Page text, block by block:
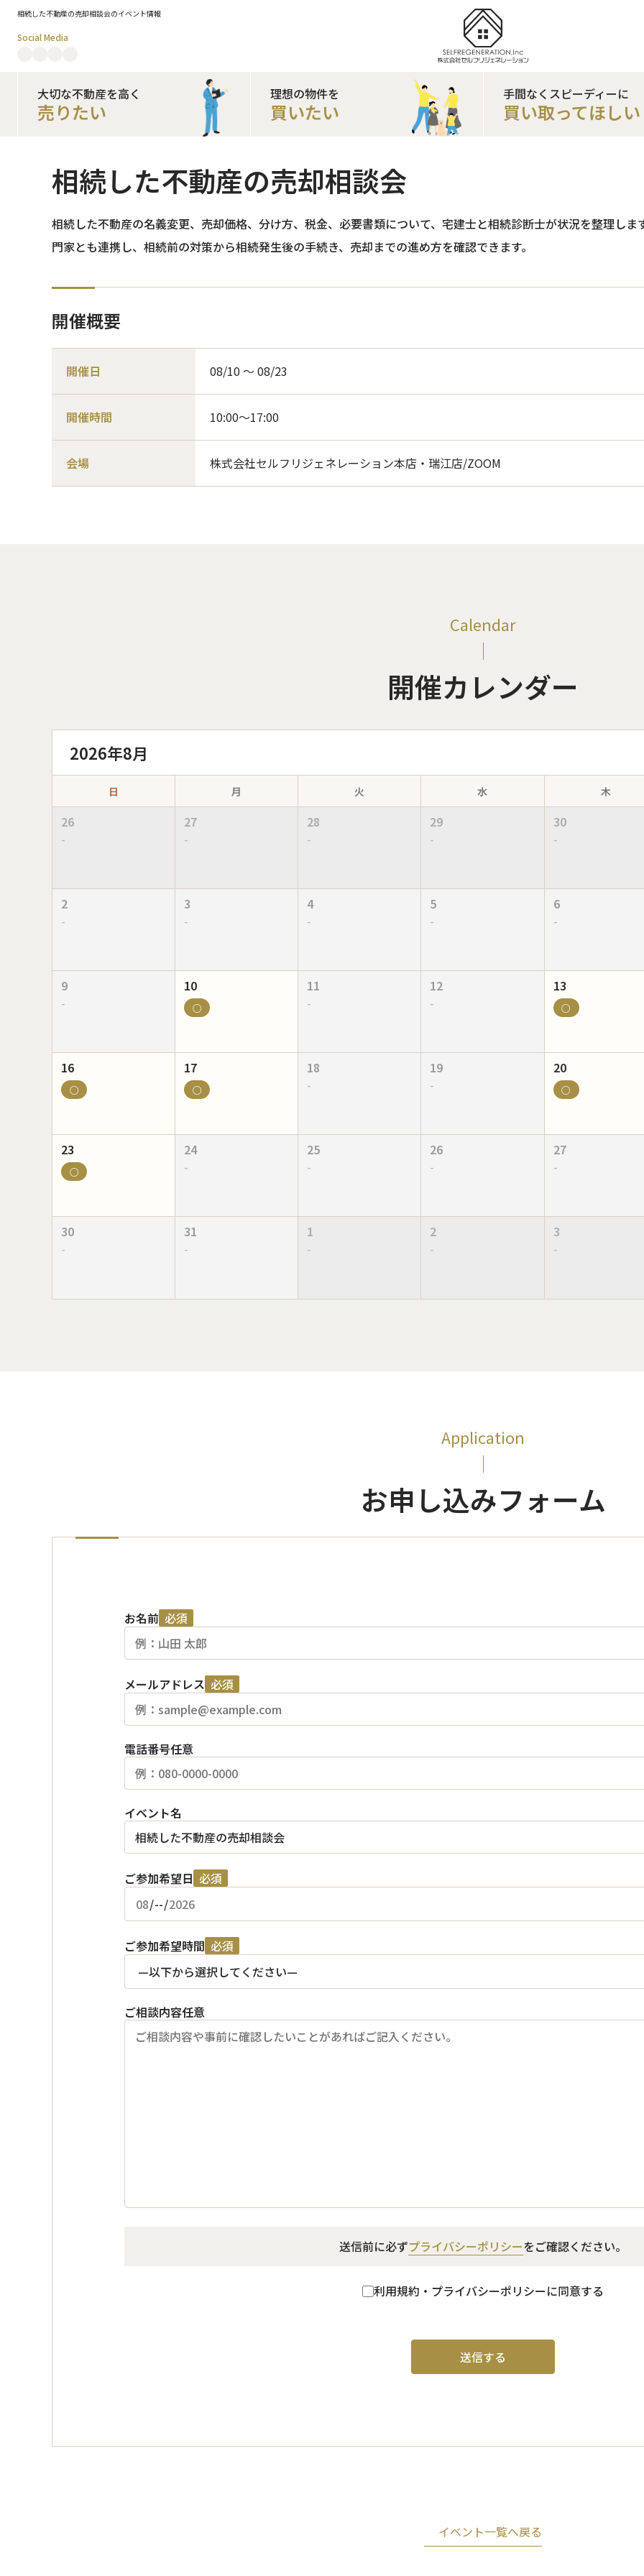
相続した不動産の売却相談会のイベント情報
Social Media
大切な不動産を高く
売りたい
理想の物件を
買いたい
手間なくスピーディーに
買い取ってほしい
相続した不動産の売却相談会
相続した不動産の名義変更、売却価格、分け方、税金、必要書類について、宅建士と相続診断士が状況を整理し
門家とも連携し、相続前の対策から相続発生後の手続き、売却までの進め方を確認できます。
開催概要
開催日 08/10 〜 08/23
開催時間 10:00～17:00
会場 株式会社セルフリジェネレーション本店・瑞江店/ZOOM
Calendar
開催カレンダー
2026年8月
日 月 火 水 木
26
-
27
-
28
-
29
-
30
-
2
-
3
-
4
-
5
-
6
-
9
-
10
○
11
-
12
-
13
○
16
○
17
○
18
-
19
-
20
○
23
○
24
-
25
-
26
-
27
-
30
-
31
-
1
-
2
-
3
-
Application
お申し込みフォーム
お名前 必須
メールアドレス 必須
電話番号任意
イベント名
ご参加希望日 必須
ご参加希望時間 必須
ご相談内容任意
送信前に必ずプライバシーポリシーをご確認ください。
利用規約・プライバシーポリシーに同意する
イベント一覧へ戻る